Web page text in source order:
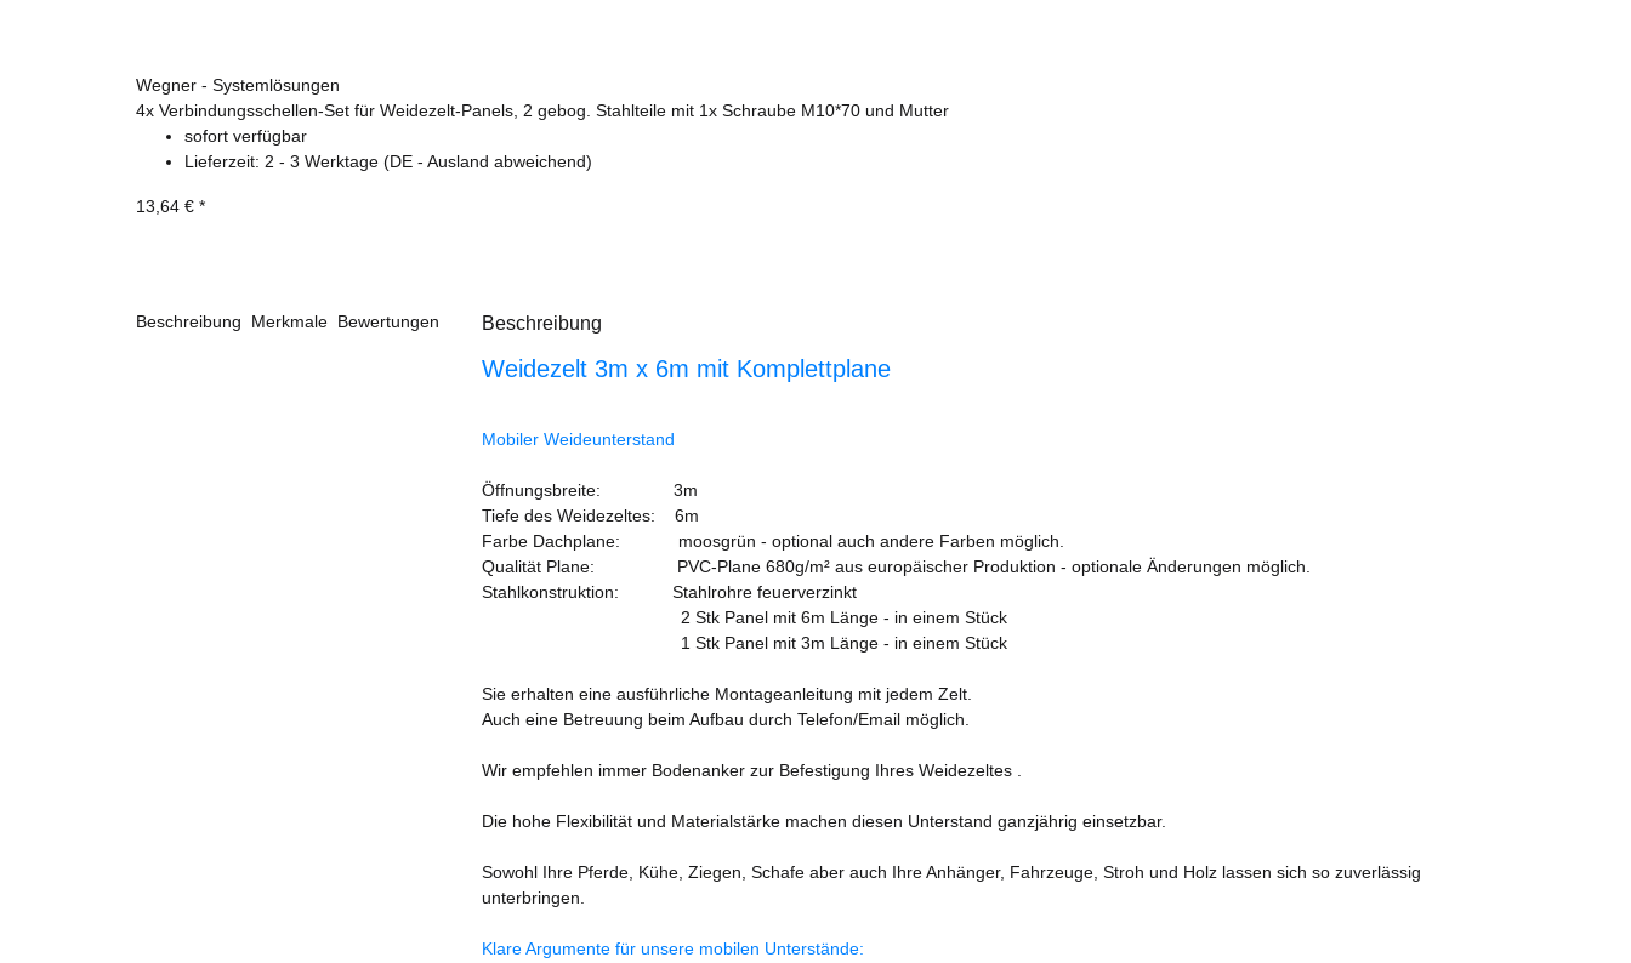
Wegner - Systemlösungen
4x Verbindungsschellen-Set für Weidezelt-Panels, 2 gebog. Stahlteile mit 1x Schraube M10*70 und Mutter
sofort verfügbar
Lieferzeit: 2 - 3 Werktage (DE - Ausland abweichend)
13,64 € *
Beschreibung Merkmale Bewertungen Beschreibung
Weidezelt 3m x 6m mit Komplettplane
Mobiler Weideunterstand
Öffnungsbreite: 3m
Tiefe des Weidezeltes: 6m
Farbe Dachplane: moosgrün - optional auch andere Farben möglich.
Qualität Plane: PVC-Plane 680g/m² aus europäischer Produktion - optionale Änderungen möglich.
Stahlkonstruktion: Stahlrohre feuerverzinkt
2 Stk Panel mit 6m Länge - in einem Stück
1 Stk Panel mit 3m Länge - in einem Stück
Sie erhalten eine ausführliche Montageanleitung mit jedem Zelt.
Auch eine Betreuung beim Aufbau durch Telefon/Email möglich.
Wir empfehlen immer Bodenanker zur Befestigung Ihres Weidezeltes .
Die hohe Flexibilität und Materialstärke machen diesen Unterstand ganzjährig einsetzbar.
Sowohl Ihre Pferde, Kühe, Ziegen, Schafe aber auch Ihre Anhänger, Fahrzeuge, Stroh und Holz lassen sich so zuverlässig
unterbringen.
Klare Argumente für unsere mobilen Unterstände: